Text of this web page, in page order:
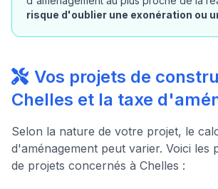
risque d'oublier une exonération ou
Vos projets de
Chelles et la taxe
Selon la nature de votre projet, le
d'aménagement peut varier. Voici les
de projets concernés à Chelles :